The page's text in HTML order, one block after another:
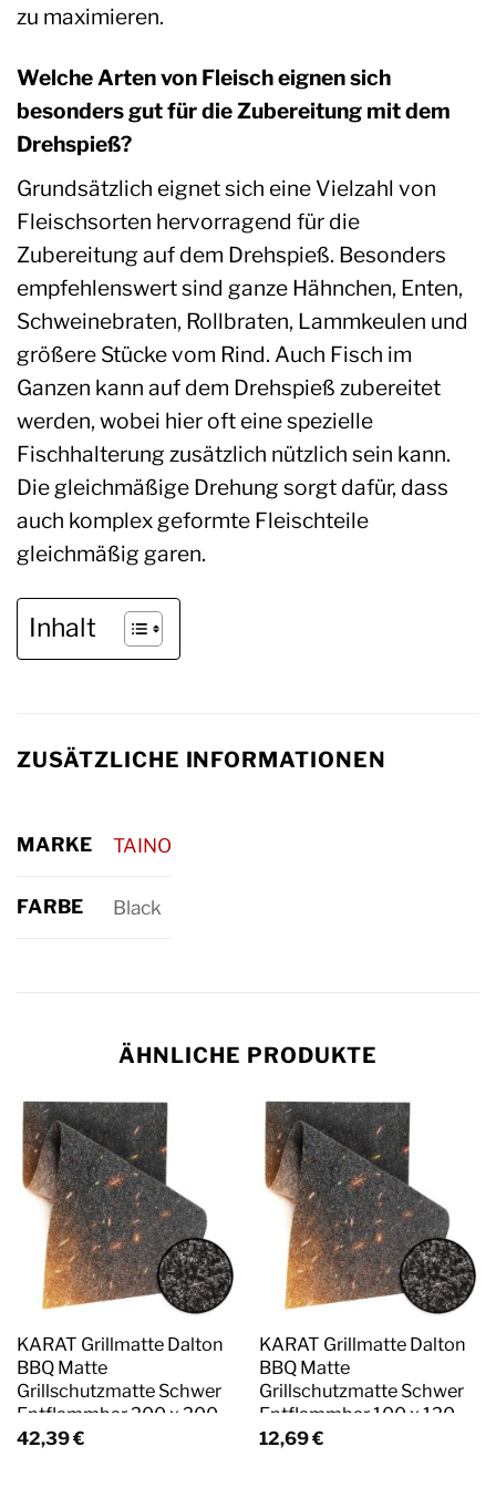
zu maximieren.
Welche Arten von Fleisch eignen sich
besonders gut für die Zubereitung mit dem
Drehspieß?
Grundsätzlich eignet sich eine Vielzahl von
Fleischsorten hervorragend für die
Zubereitung auf dem Drehspieß. Besonders
empfehlenswert sind ganze Hähnchen, Enten,
Schweinebraten, Rollbraten, Lammkeulen und
größere Stücke vom Rind. Auch Fisch im
Ganzen kann auf dem Drehspieß zubereitet
werden, wobei hier oft eine spezielle
Fischhalterung zusätzlich nützlich sein kann.
Die gleichmäßige Drehung sorgt dafür, dass
auch komplex geformte Fleischteile
gleichmäßig garen.
Inhalt
ZUSÄTZLICHE INFORMATIONEN
MARKE TAINO
FARBE Black
ÄHNLICHE PRODUKTE
KARAT Grillmatte Dalton
BBQ Matte
Grillschutzmatte Schwer
Entflammbar 200 x 200
cm
42,39€
KARAT Grillmatte Dalton
BBQ Matte
Grillschutzmatte Schwer
Entflammbar 100 x 120
cm
12,69€